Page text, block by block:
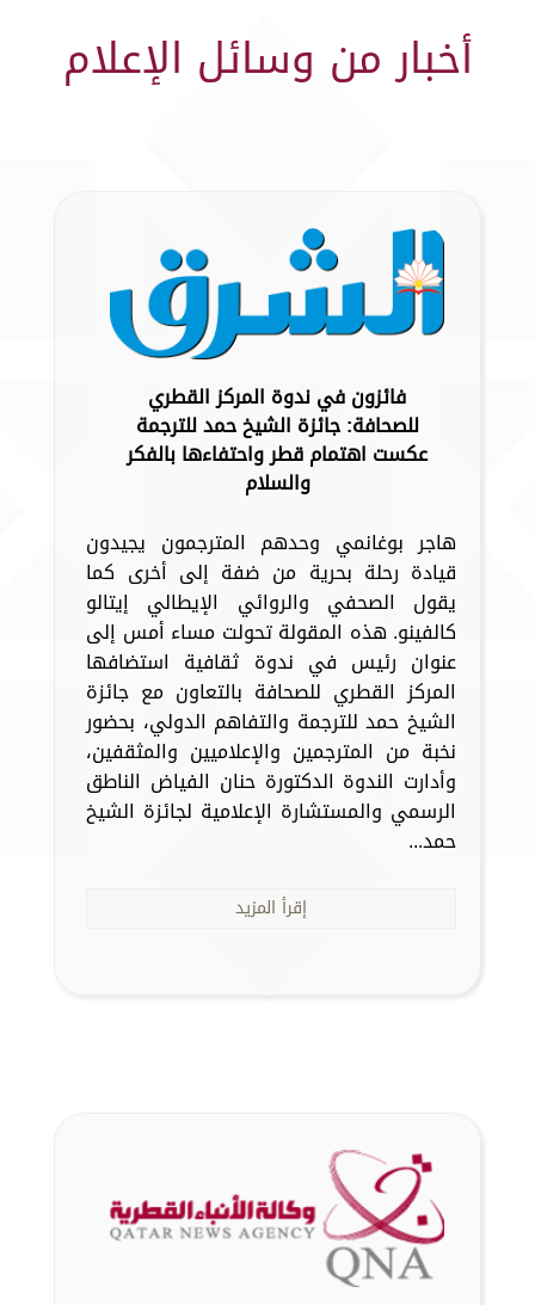
أخبار من وسائل الإعلام
فائزون في ندوة المركز القطري
للصحافة: جائزة الشيخ حمد للترجمة
عكست اهتمام قطر واحتفاءها بالفكر
والسلام
هاجر بوغانمي وحدهم المترجمون يجيدون
قيادة رحلة بحرية من ضفة إلى أخرى كما
يقول الصحفي والروائي الإيطالي إيتالو
كالفينو. هذه المقولة تحولت مساء أمس إلى
عنوان رئيس في ندوة ثقافية استضافها
المركز القطري للصحافة بالتعاون مع جائزة
الشيخ حمد للترجمة والتفاهم الدولي، بحضور
نخبة من المترجمين والإعلاميين والمثقفين،
وأدارت الندوة الدكتورة حنان الفياض الناطق
الرسمي والمستشارة الإعلامية لجائزة الشيخ
حمد...
إقرأ المزيد